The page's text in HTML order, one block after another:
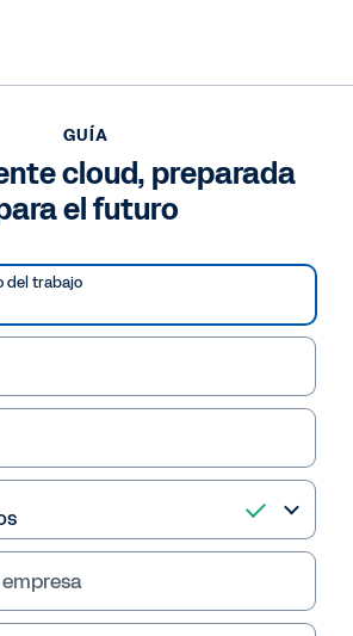
GUÍA
cloud, preparada para el futuro
GUÍA
cloud, preparada
el futuro
del trabajo